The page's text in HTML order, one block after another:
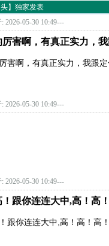
】独家发表
2026-05-30 10:49---
害啊，有真正实力，
害啊，有真正实力，我跟
2026-05-30 10:49---
2026-05-30 10:49---
跟你连连大中,高！高
跟你连连大中,高！高！高